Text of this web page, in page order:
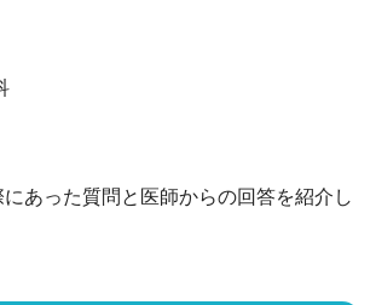
あった質問と医師からの回答を紹介し